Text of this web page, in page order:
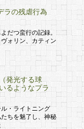
ラの残虐行為
だつ蛮行の記録。
ォリン、カティン
発光する球
るようなプラ
・ライトニング
ちを魅了し、神秘